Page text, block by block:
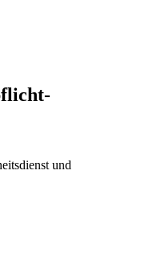
und